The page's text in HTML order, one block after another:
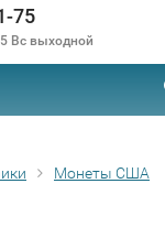
75
Вс выходной
Монеты США